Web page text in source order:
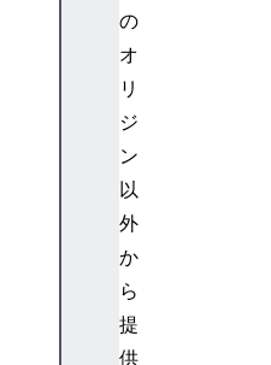
の
オ
リ
ジ
ン
以
外
か
ら
提
供